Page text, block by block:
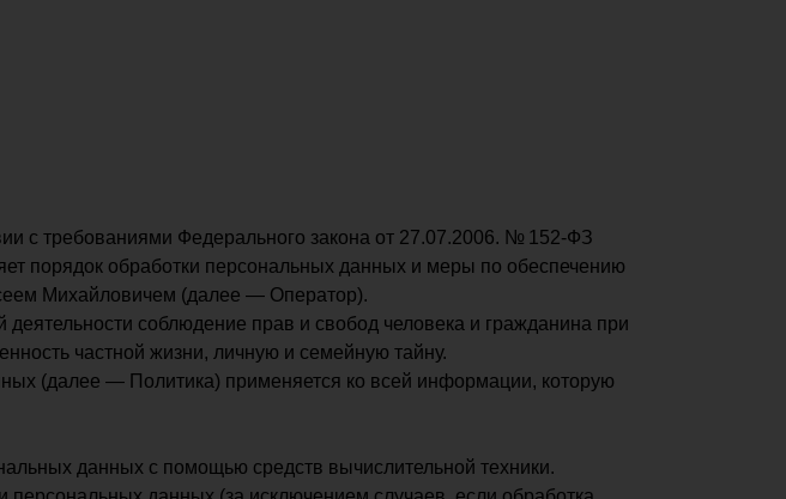
с требованиями Федерального закона от 27.07.2006. № 152-ФЗ
порядок обработки персональных данных и меры по обеспечению
Михайловичем (далее — Оператор).
соблюдение прав и свобод человека и гражданина при
частной жизни, личную и семейную тайну.
(далее — Политика) применяется ко всей информации, которую
данных с помощью средств вычислительной техники.